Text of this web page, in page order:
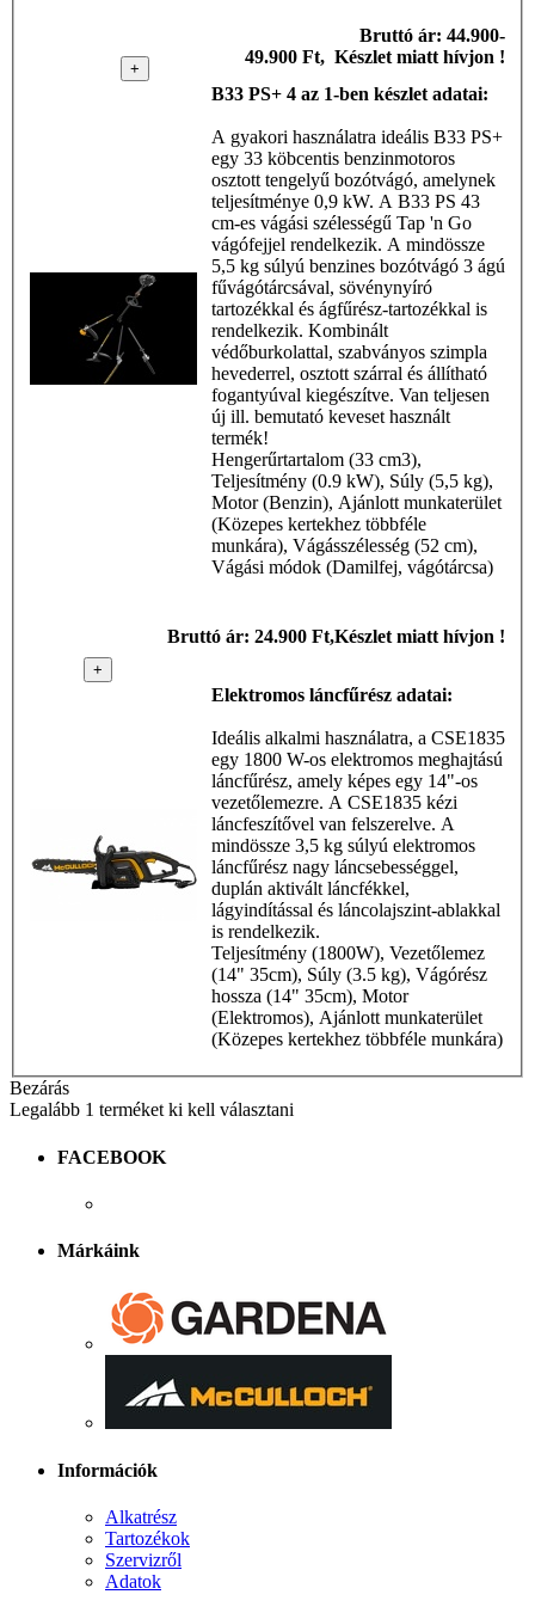
+
Bruttó ár: 44.900-
49.900 Ft, Készlet miatt hívjon !
B33 PS+ 4 az 1-ben készlet adatai:
A gyakori használatra ideális B33 PS+
egy 33 köbcentis benzinmotoros
osztott tengelyű bozótvágó, amelynek
teljesítménye 0,9 kW. A B33 PS 43
cm-es vágási szélességű Tap 'n Go
vágófejjel rendelkezik. A mindössze
5,5 kg súlyú benzines bozótvágó 3 ágú
fűvágótárcsával, sövénynyíró
tartozékkal és ágfűrész-tartozékkal is
rendelkezik. Kombinált
védőburkolattal, szabványos szimpla
hevederrel, osztott szárral és állítható
fogantyúval kiegészítve. Van teljesen
új ill. bemutató keveset használt
termék!
Hengerűrtartalom (33 cm3),
Teljesítmény (0.9 kW), Súly (5,5 kg),
Motor (Benzin), Ajánlott munkaterület
(Közepes kertekhez többféle
munkára), Vágásszélesség (52 cm),
Vágási módok (Damilfej, vágótárcsa)
+
Bruttó ár: 24.900 Ft,Készlet miatt hívjon !
Elektromos láncfűrész adatai:
Ideális alkalmi használatra, a CSE1835
egy 1800 W-os elektromos meghajtású
láncfűrész, amely képes egy 14"-os
vezetőlemezre. A CSE1835 kézi
láncfeszítővel van felszerelve. A
mindössze 3,5 kg súlyú elektromos
láncfűrész nagy láncsebességgel,
duplán aktivált láncfékkel,
lágyindítással és láncolajszint-ablakkal
is rendelkezik.
Teljesítmény (1800W), Vezetőlemez
(14" 35cm), Súly (3.5 kg), Vágórész
hossza (14" 35cm), Motor
(Elektromos), Ajánlott munkaterület
(Közepes kertekhez többféle munkára)
Bezárás
Legalább 1 terméket ki kell választani
FACEBOOK
Márkáink
Információk
Alkatrész
Tartozékok
Szervizről
Adatok